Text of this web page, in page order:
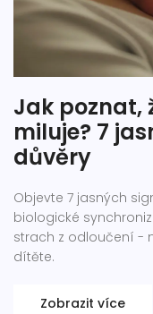
Jak poznat,
miluje? 7
důvěry
Objevte 7 jasných
biologické
strach z odloučení -
dítěte.
Zobrazit více